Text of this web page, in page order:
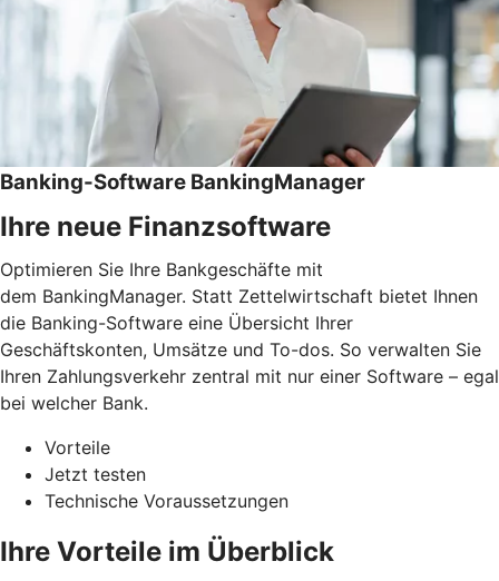
Banking-Software BankingManager
Ihre neue Finanzsoftware
Optimieren Sie Ihre Bankgeschäfte mit
dem BankingManager. Statt Zettelwirtschaft bietet Ihnen
die Banking-Software eine Übersicht Ihrer
Geschäftskonten, Umsätze und To-dos. So verwalten Sie
Ihren Zahlungsverkehr zentral mit nur einer Software – egal
bei welcher Bank.
Vorteile
Jetzt testen
Technische Voraussetzungen
Ihre Vorteile im Überblick